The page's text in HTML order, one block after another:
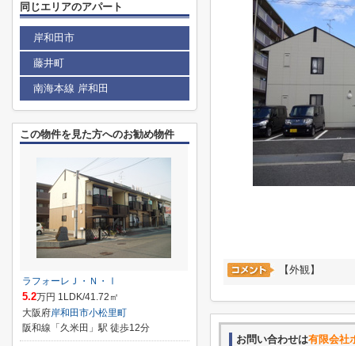
【外観】
お問い合わせは有限会社
同じエリアのアパート
岸和田市
藤井町
南海本線 岸和田
この物件を見た方へのお勧め物件
ラフォーレＪ・Ｎ・Ⅰ
5.2万円 1LDK/41.72㎡
大阪府岸和田市小松里町
阪和線「久米田」駅 徒歩12分